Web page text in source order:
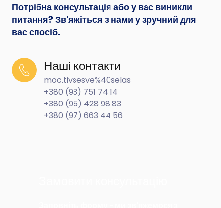
Потрібна консультація або у вас виникли
питання? Зв'яжіться з нами у зручний для
вас спосіб.
Наші контакти
moc.tivsesve%40selas
+380 (93) 751 74 14
+380 (95) 428 98 83
+380 (97) 663 44 56